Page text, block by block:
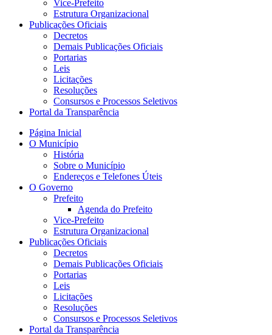
Vice-Prefeito
Estrutura Organizacional
Publicações Oficiais
Decretos
Demais Publicações Oficiais
Portarias
Leis
Licitações
Resoluções
Consursos e Processos Seletivos
Portal da Transparência
Página Inicial
O Município
História
Sobre o Município
Endereços e Telefones Úteis
O Governo
Prefeito
Agenda do Prefeito
Vice-Prefeito
Estrutura Organizacional
Publicações Oficiais
Decretos
Demais Publicações Oficiais
Portarias
Leis
Licitações
Resoluções
Consursos e Processos Seletivos
Portal da Transparência